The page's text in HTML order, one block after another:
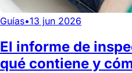
Guías•13 jun 2026
El informe de
qué contiene y